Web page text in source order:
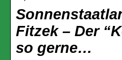
Fitzek – Der
so gerne…